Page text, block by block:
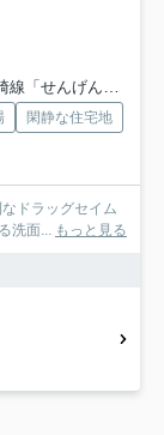
んげん台」駅 徒歩31分
閑静な住宅地
ドラッグセイム
洗面... もっと見る